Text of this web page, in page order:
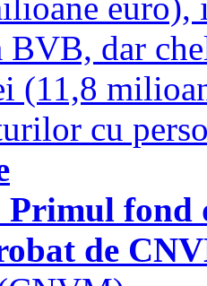
dar
(11,8
cu
Primul fond
de